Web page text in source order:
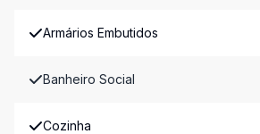
Armários Embutidos
Banheiro Social
Cozinha